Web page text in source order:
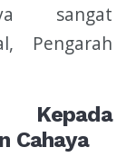
sangat
Pengarah
Cahaya